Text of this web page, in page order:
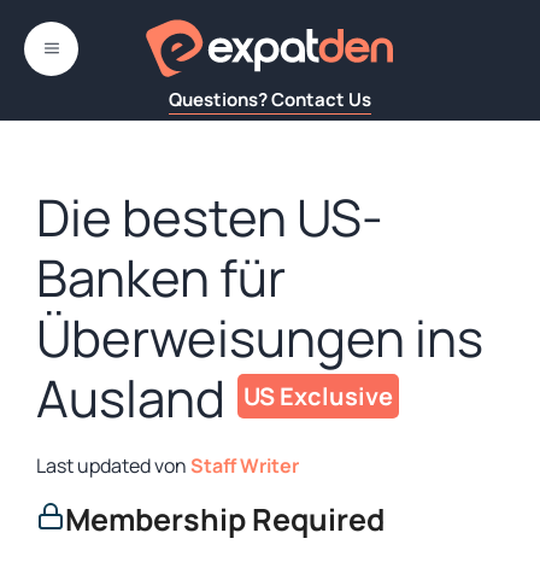
Inhalt
springen
Questions? Contact Us
MENÜ
Die besten US-
Banken für
Überweisungen ins
Ausland
von Staff Writer
Membership Required